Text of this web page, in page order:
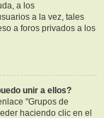
a los
a la vez, tales
a foros privados a los
unir a ellos?
"Grupos de
haciendo clic en el